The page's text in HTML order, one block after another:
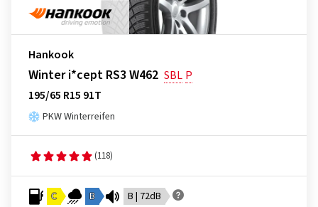
Hankook
Winter i*cept RS3 W462 SBL P
195/65 R15 91T
PKW Winterreifen
(118)
C B B | 72dB